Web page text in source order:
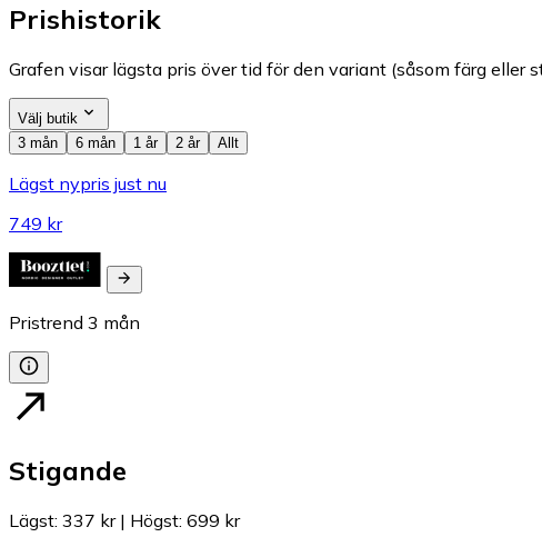
Prishistorik
Grafen visar lägsta pris över tid för den variant (såsom färg
Välj butik
3 mån
6 mån 1 år 2 år Allt
Lägst nypris just nu
749 kr
Pristrend 3 mån
Stigande
Lägst: 337 kr| Högst: 699 kr